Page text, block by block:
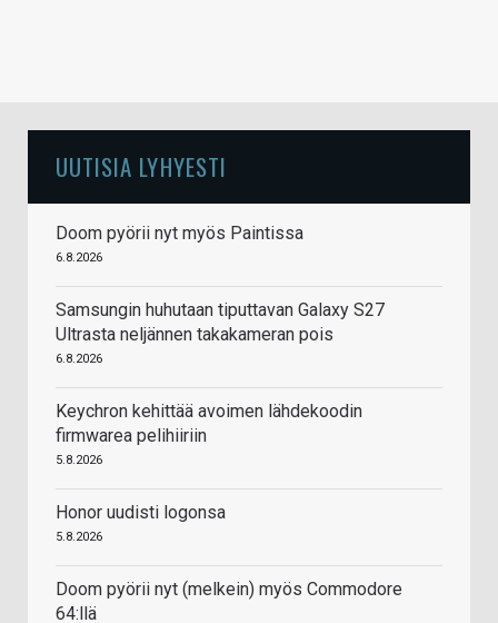
UUTISIA LYHYESTI
Doom pyörii nyt myös Paintissa
6.8.2026
Samsungin huhutaan tiputtavan Galaxy S27
Ultrasta neljännen takakameran pois
6.8.2026
Keychron kehittää avoimen lähdekoodin
firmwarea pelihiiriin
5.8.2026
Honor uudisti logonsa
5.8.2026
Doom pyörii nyt (melkein) myös Commodore
64:llä